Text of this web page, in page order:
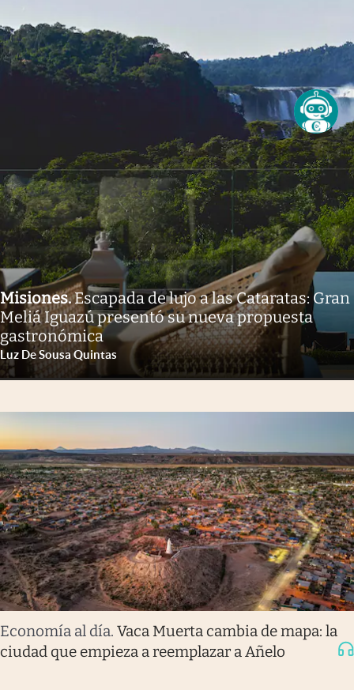
Misiones.Escapada de lujo a las Cataratas: Gran
Meliá Iguazú presentó su nueva propuesta
gastronómica
Luz De Sousa Quintas
Economía al día. Vaca Muerta cambia de mapa: la
ciudad que empieza a reemplazar a Añelo